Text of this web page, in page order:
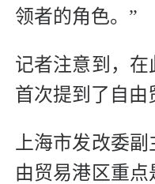
领者的角色。”
记者注意到，在
首次提到了自由
上海市发改委
由贸易港区重